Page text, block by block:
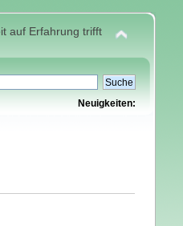
auf Erfahrung trifft
Neuigkeiten: